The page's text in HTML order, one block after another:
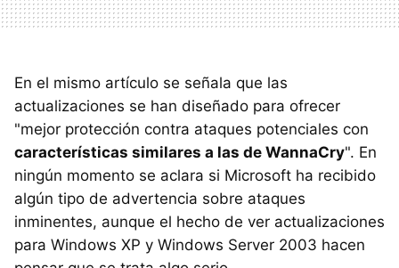
En el mismo artículo se señala que las
actualizaciones se han diseñado para ofrecer
"mejor protección contra ataques potenciales con
características similares a las de WannaCry". En
ningún momento se aclara si Microsoft ha recibido
algún tipo de advertencia sobre ataques
inminentes, aunque el hecho de ver actualizaciones
para Windows XP y Windows Server 2003 hacen